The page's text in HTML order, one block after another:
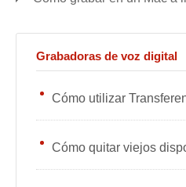
Grabadoras de voz digital
Cómo utilizar
Cómo quitar viejos